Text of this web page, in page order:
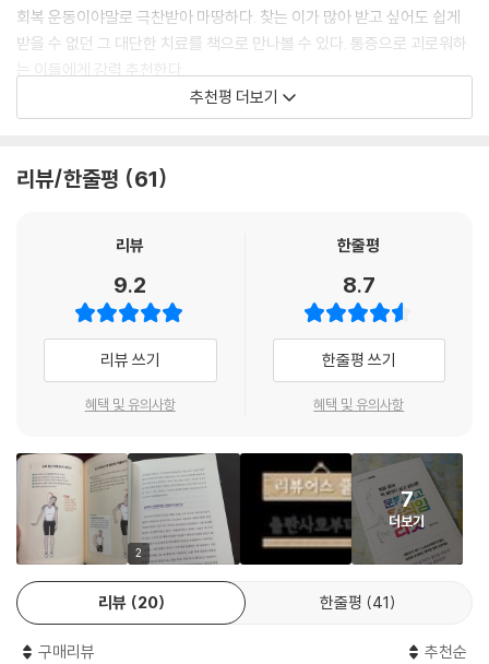
골반
반드시 골반의 균형을 사수하라
골반기저근과 케겔운동의 진실
- 골반 건강 자가 진단법
- 골반 경직 해소 운동
한 손으로 의자 짚고 앞뒤로 발차기 | 의자 잡고 다리 벌리며 앉기 | 골반 벌
- 골반 근력 강화 운동
발 뒤로 빼며 팔 옆으로 돌리기 | 바닥에 엎드려 다리 옆으로 들어 올리기 |
바닥에 엎드려 다리 옆으로 들었다 뒤로 차기 | 옆으로 누워 무릎 벌리기
팔꿈치와 손목
팔꿈치 통증의 원인은 반복된 움직임이다
가장 흔하게 발생하는 손목 통증
손등 맞대고 팔꿈치 돌리기
- 팔꿈치 경직 푸는 운동
손바닥 마주 대고 좌우로 움직이기 | 양팔 반대로 늘이기
- 손목 경직 푸는 운동
손바닥으로 바닥 짚고 상체 앞으로 밀기 | 손목 좌우 앞뒤로 움직이며 힘 불
어넣기
발과 발목
정적 스트레칭과 달리 동적 스트레칭은 자연스러운 움직임을 활용해 근육
의 경직을 풀어준다. 목, 어깨, 고관절과 같은 부위를 올리고 내리고, 회전
시키고 늘여주는 동작을 통해 가동 범위를 높이는 게 포인트다. 정적으로
자세를 유지하는 것보다 관절을 움직이는 동작이 근육의 길이를 늘이고 관
--- p.57, 「PART 2 ‘바른 움직임은 동적 스트레칭으로’」 중에서
근육이 감당할 수 있는 수준을 넘어섰다는 뜻이다. 자신의 움직임을 인지
하면서 천천히 정확한 자세로 가동 범위 안에서 움직여야 부작용을 피할
수 있으며, 제대로 된 운동 효과를 얻을 수 있다.
--- p.68, 「PART 2 ‘내 몸의 가동 범위를 파악하라’」 중에서
또 다칠까 봐, 또 아플까 봐 몸을 움츠리고 주변의 다른 관절을 대신 사용하
는 움직임 회피 반응은 결과적으로 통증을 가중시킨다. 통증과 재부상을
로 보상하게 되면 통증 부위의 주변 근육과 근막이 더욱 굳어진다. 결국 탄
력을 잃어 통증 부위가 오히려 넓어지는 결과를 초래한다. 움직여도 괜찮
다. 큰일이 나거나 엄청난 통증이 몰아치지 않는다. 자신감을 갖고 안전한
범위, 즉 움직여도 아프지 않은 범위 내에서 천천히 움직여 다시 움직임을
회복해야 한다.
--- p.70, 「PART 2 ‘통증의 공포에서 벗어나라’」 중에서
한 부위의 관절에 문제가 생기면 주변의 다른 관절을 더 많이 쓰게 된다. 이
단한 회복 치료이자 운동하는 이들이 그토록 배우고 싶어 하던 바로 그 운
동이다. 이뿐만이 아니다. 일반적으로 잘못 알고 있는 운동 상식은 물론 오
버 트레이닝, 코어 강화 운동, 근육통 등 끊임없는 논쟁 주제에 대해서도 해
부학적, 과학적 근거를 바탕으로 속 시원히 풀어냈다. 통증이 눈 녹듯 사라
평생 만성 통증으로, 아픈 몸으로 고생한 사람이라면 이 책을 놓치지 말자.
평생 통증 없는 몸을 만드는 궁극의 통증 해소법
“잘못된 움직임이 통증을 만든다! 올바른 움직임을 회복하라!”
통증이 나타나 병원에 가면 가장 많이 듣는 이야기가 ‘운동 부족’이다. 그러
면 대부분의 사람은 바로 요가 또는 필라테스를 배우러 가거나 피트니스센
터로 향한다. 하지만 며칠 지나지 않아 후회가 밀려온다. 운동 부족 때문이
고 권위자 홍정기 박사는 통증의 원인은 ‘운동 부족’이 아니라 ‘잘못된 움직
임’이라고 단언한다. 잘못된 움직임을 바로 잡지 않으면 백날 운동해봤자
통증 해소는커녕 오히려 더 아파질 수 있다고 강조한다.
법으로 움직이거나 잘못된 자세를 취해 한쪽 근육만 혹사당하는 상태가 지
속되면 사용한 근육은 강화되고, 사용하지 않는 근육은 약화되거나 경직된
다. 근육이 불균형을 이루고 혈관이 근막을 조이면서 혈액순환이 나빠져
회복 운동이야말로 극찬받아 마땅하다. 찾는 이가 많아 받고 싶어도 쉽게
받을 수 없던 그 대단한 치료를 책으로 만나볼 수 있다. 통증으로 괴로워하
는 이들에게 강력 추천한다.
홍정기 박사님의 트레이닝 덕분이다. 이 책은 대한민국 최고 전문가의 건
- 김국영 (한국 100m 육상 최고 기록 보유자)
교수님의 운동법은 놀랍고 감탄스럽다. 그 효과로 지금까지 건강한 선수
- 이청용 (축구선수)
움직임을 알고 싶은 이들에게 좋은 길라잡이가 될 것이라 확신한다.
- 이은형 (필라테스 인플루언서 강사이자 『폼롤러 홈 필라테스』 저자)
통증을 느끼며 운동하는 이들에게 치유의 시간을 선물할 21세기 최강의 운
동 필독서!
- 유태양 (유튜브 구독자 수 97만 명 [말왕 TV]의 말왕)
추천평 더보기
리뷰/한줄평 61
리뷰
9.2
리뷰 쓰기
혜택 및 유의사항
한줄평
8.7
한줄평 쓰기
혜택 및 유의사항
2
7
더보기
리뷰 20 한줄평 41
구매리뷰 추천순